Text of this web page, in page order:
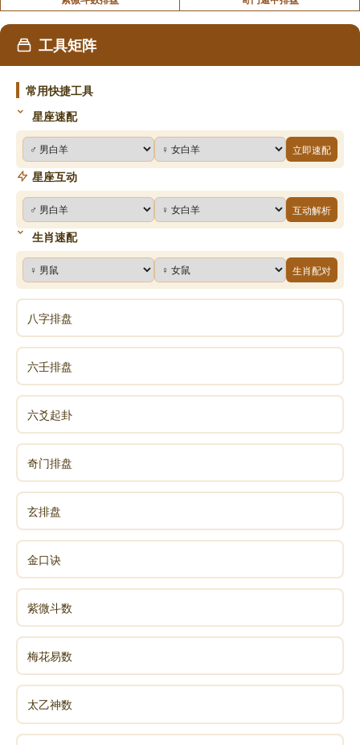
人活着有走上坡路的时候，也有走下坡路的时
候。当我们走下坡路的时候，如果能够做到正确的应
对。那么终究有一日，我们是会走出低谷的，迎接我们
的就将是光明的前途。。
声明：部分内容来于网络，如有侵权，请联系我们删除！以上内容，并
不代表易德轩观点。
工具矩阵
常用快捷工具
星座速配
立即速配
星座互动
互动解析
生肖速配
生肖配对
八字排盘
六壬排盘
六爻起卦
奇门排盘
玄排盘
金口诀
紫微斗数
梅花易数
太乙神数